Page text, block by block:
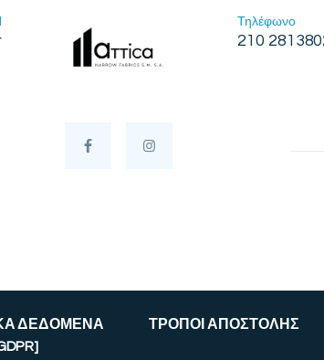
Τηλέφωνο
210
ΔΕΔΟΜΕΝΑ
ΤΡΟΠΟΙ ΑΠΟΣΤΟΛΗΣ